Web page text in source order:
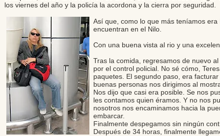
los viernes del año y la policía la acordona y la cierra por seguridad.
Así que, como lo que más teníamos
encuentran en el Nilo.
Con una buena vista al rio y una
Tras la comida, regresamos de nuevo
por el control policial. No sé cómo,
paquetes. El segundo paso, era
buenas personas nos dirigimos al
Nos dijo que casi era posible. Se nos
les contamos quien éramos. Y no nos
nosotros nos encaminamos hacia la
embarcar.
Finalmente despegamos sin ningún
Después de 34 horas, finalmente